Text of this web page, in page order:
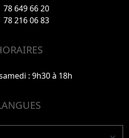
78 649 66 20
78 216 06 83
: 9h30 à 18h